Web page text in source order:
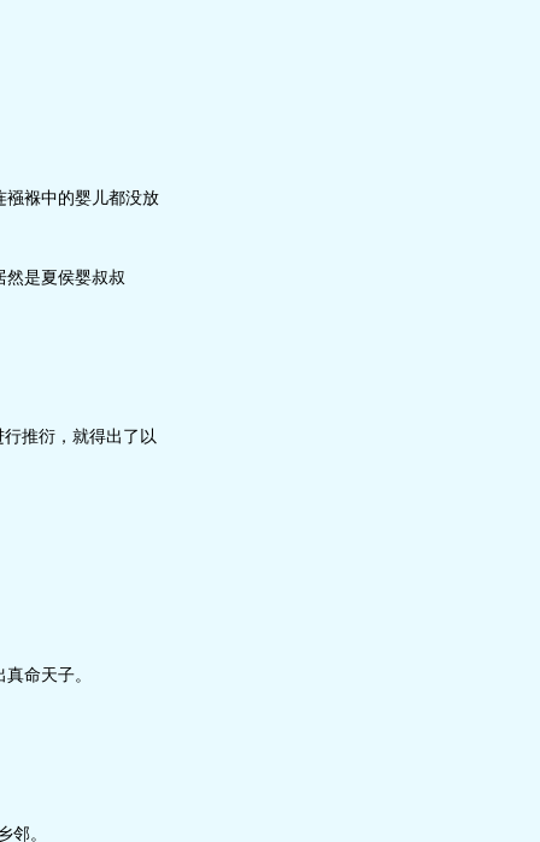
褓中的婴儿都没放
是夏侯婴叔叔
推衍，就得出了以
命天子。
邻。